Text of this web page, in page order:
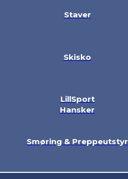
Staver
Skisko
LillSport
Hansker
Smøring & Preppeutstyr